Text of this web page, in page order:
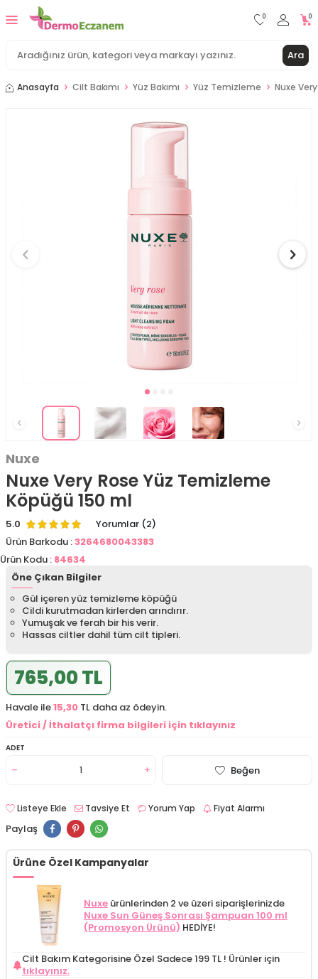
Ara
0 0
Anasayfa Cilt Bakımı Yüz Bakımı Yüz Temizleme Nuxe
Nuxe
Nuxe Very Rose Yüz Temizleme
Köpüğü 150 ml
5.0
Yorumlar (2)
Ürün Barkodu :3264680043383
Ürün Kodu : 84634
Öne Çıkan Bilgiler
Gül içeren yüz temizleme köpüğü
Cildi kurutmadan kirlerden arındırır.
Yumuşak ve ferah bir his verir.
Hassas ciltler dahil tüm cilt tipleri.
765,00 TL
Havale ile15,30 TL daha az ödeyin.
Üretici / İthalatçı firma bilgileri için tıklayınız
ADET
Beğen
Listeye Ekle Tavsiye Et Yorum Yap Fiyat Alarmı
Paylaş
Ürüne Özel Kampanyalar
Nuxe ürünlerinden 2 ve üzeri siparişlerinizde
Nuxe Sun Güneş Sonrası Şampuan 100 ml
(Promosyon Ürünü) HEDİYE!
Cilt Bakım Kategorisine Özel Sadece 199 TL ! Ürünler için
tıklayınız.